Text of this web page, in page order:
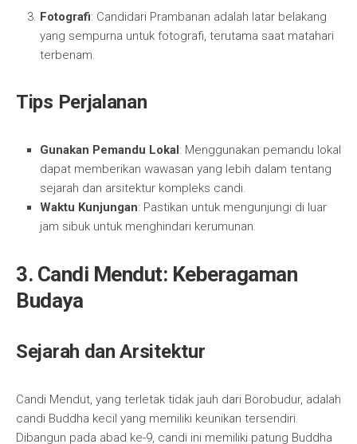
Fotografi: Candidari Prambanan adalah latar belakang
yang sempurna untuk fotografi, terutama saat matahari
terbenam.
Tips Perjalanan
Gunakan Pemandu Lokal: Menggunakan pemandu lokal
dapat memberikan wawasan yang lebih dalam tentang
sejarah dan arsitektur kompleks candi.
Waktu Kunjungan: Pastikan untuk mengunjungi di luar
jam sibuk untuk menghindari kerumunan.
3. Candi Mendut: Keberagaman
Budaya
Sejarah dan Arsitektur
Candi Mendut, yang terletak tidak jauh dari Borobudur, adalah
candi Buddha kecil yang memiliki keunikan tersendiri.
Dibangun pada abad ke-9, candi ini memiliki patung Buddha